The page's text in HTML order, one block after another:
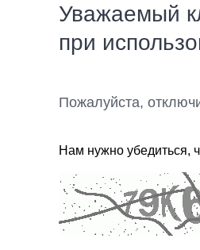
Уважаемый
при
Пожалуйста,
Нам нужно убедиться,